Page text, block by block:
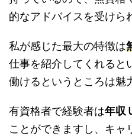
的なアドバイスを受けら
私が感じた最大の特徴は
仕事を紹介してくれると
働けるというところは魅
有資格者で経験者は年収
ことができますし、キャ